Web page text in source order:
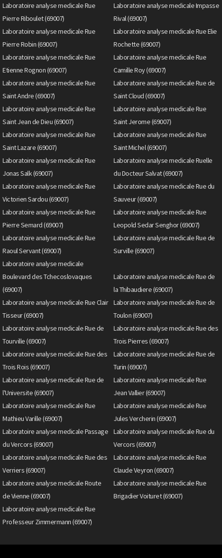
Laboratoire analyse medicale Rue
Pierre Riboulet (69007)
Laboratoire analyse medicale Impasse
Rival (69007)
Laboratoire analyse medicale Rue
Pierre Robin (69007)
Laboratoire analyse medicale Rue Elie
Rochette (69007)
Laboratoire analyse medicale Rue
Etienne Rognon (69007)
Laboratoire analyse medicale Rue
Camille Roy (69007)
Laboratoire analyse medicale Rue
Saint Andre (69007)
Laboratoire analyse medicale Rue de
Saint Cloud (69007)
Laboratoire analyse medicale Rue
Saint Jean de Dieu (69007)
Laboratoire analyse medicale Rue
Saint Jerome (69007)
Laboratoire analyse medicale Rue
Saint Lazare (69007)
Laboratoire analyse medicale Rue
Saint Michel (69007)
Laboratoire analyse medicale Rue
Jonas Salk (69007)
Laboratoire analyse medicale Ruelle
du Docteur Salvat (69007)
Laboratoire analyse medicale Rue
Victorien Sardou (69007)
Laboratoire analyse medicale Rue du
Sauveur (69007)
Laboratoire analyse medicale Rue
Pierre Semard (69007)
Laboratoire analyse medicale Rue
Leopold Sedar Senghor (69007)
Laboratoire analyse medicale Rue
Raoul Servant (69007)
Laboratoire analyse medicale Rue de
Surville (69007)
Laboratoire analyse medicale
Boulevard des Tchecoslovaques
(69007)
Laboratoire analyse medicale Rue de
la Thibaudiere (69007)
Laboratoire analyse medicale Rue Clair
Tisseur (69007)
Laboratoire analyse medicale Rue de
Toulon (69007)
Laboratoire analyse medicale Rue de
Tourville (69007)
Laboratoire analyse medicale Rue des
Trois Pierres (69007)
Laboratoire analyse medicale Rue des
Trois Rois (69007)
Laboratoire analyse medicale Rue de
Turin (69007)
Laboratoire analyse medicale Rue de
l'Universite (69007)
Laboratoire analyse medicale Rue
Jean Vallier (69007)
Laboratoire analyse medicale Rue
Mathieu Varille (69007)
Laboratoire analyse medicale Rue
Jules Vercherin (69007)
Laboratoire analyse medicale Passage
du Vercors (69007)
Laboratoire analyse medicale Rue du
Vercors (69007)
Laboratoire analyse medicale Rue des
Verriers (69007)
Laboratoire analyse medicale Rue
Claude Veyron (69007)
Laboratoire analyse medicale Route
de Vienne (69007)
Laboratoire analyse medicale Rue
Brigadier Voituret (69007)
Laboratoire analyse medicale Rue
Professeur Zimmermann (69007)